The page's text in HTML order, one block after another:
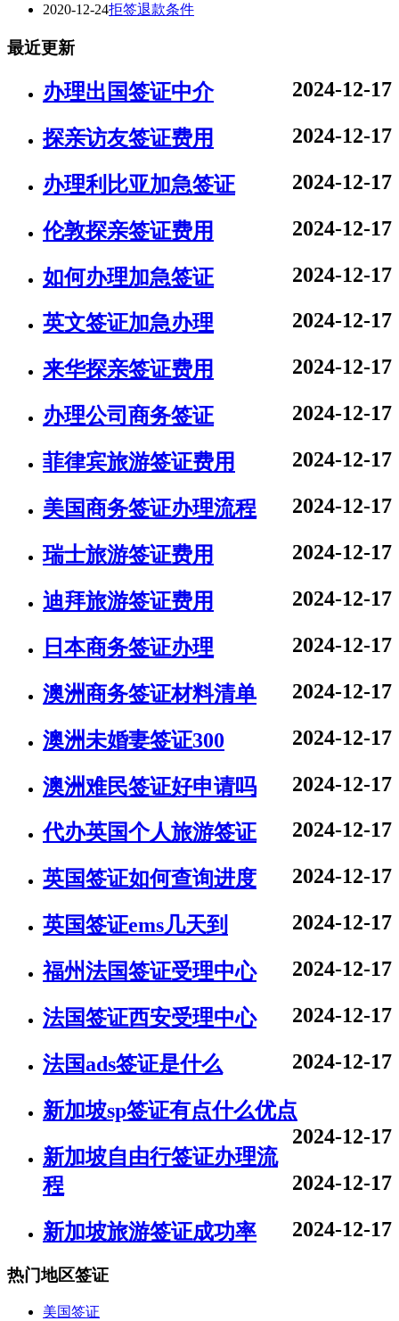
2020-12-24拒签退款条件
最近更新
办理出国签证中介 2024-12-17
探亲访友签证费用 2024-12-17
办理利比亚加急签证 2024-12-17
伦敦探亲签证费用 2024-12-17
如何办理加急签证 2024-12-17
英文签证加急办理 2024-12-17
来华探亲签证费用 2024-12-17
办理公司商务签证 2024-12-17
菲律宾旅游签证费用 2024-12-17
美国商务签证办理流程 2024-12-17
瑞士旅游签证费用 2024-12-17
迪拜旅游签证费用 2024-12-17
日本商务签证办理 2024-12-17
澳洲商务签证材料清单 2024-12-17
澳洲未婚妻签证300 2024-12-17
澳洲难民签证好申请吗 2024-12-17
代办英国个人旅游签证 2024-12-17
英国签证如何查询进度 2024-12-17
英国签证ems几天到 2024-12-17
福州法国签证受理中心 2024-12-17
法国签证西安受理中心 2024-12-17
法国ads签证是什么 2024-12-17
新加坡sp签证有点什么优点
2024-12-17
新加坡自由行签证办理流
程
2024-12-17
新加坡旅游签证成功率 2024-12-17
热门地区签证
美国签证